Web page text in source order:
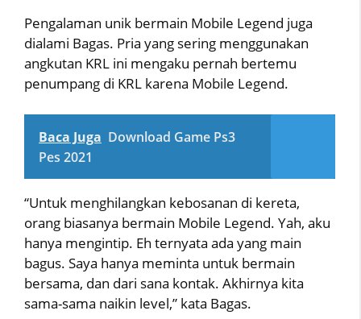
Pengalaman unik bermain Mobile Legend juga
dialami Bagas. Pria yang sering menggunakan
angkutan KRL ini mengaku pernah bertemu
penumpang di KRL karena Mobile Legend.
Baca Juga Download Game Ps3
Pes 2021
“Untuk menghilangkan kebosanan di kereta,
orang biasanya bermain Mobile Legend. Yah, aku
hanya mengintip. Eh ternyata ada yang main
bagus. Saya hanya meminta untuk bermain
bersama, dan dari sana kontak. Akhirnya kita
sama-sama naikin level,” kata Bagas.